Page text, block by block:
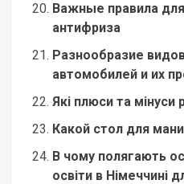
Важные правила
антифриза
Разнообразие
автомобилей и их
Які плюси та
Какой стол для
В чому полягають
освіти в Німеччині